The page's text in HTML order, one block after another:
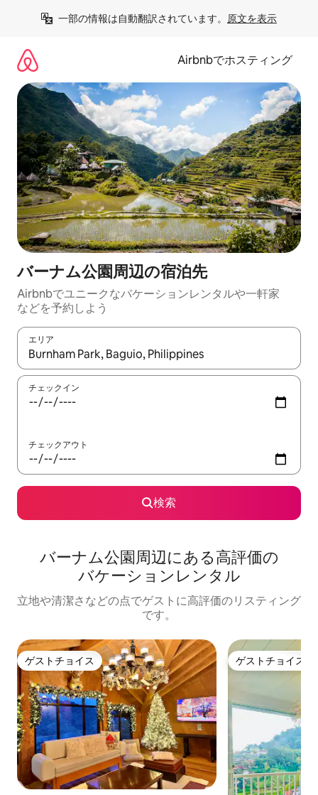
一部の情報は自動翻訳されています。 原文を表示
Airbnbでホスティング
バーナム公園⁠周⁠辺⁠の宿⁠泊⁠先
Airbnbでユニークなバ⁠ケ⁠ー⁠シ⁠ョ⁠ンレ⁠ン⁠タ⁠ルや一⁠軒⁠家
な⁠ど⁠を予⁠約⁠し⁠よ⁠う
エリア
検索結果が表示されたら、上下の矢印キーを使って移動するか
チェックイン
チェックアウト
検索
バーナム公園⁠周⁠辺⁠に⁠あ⁠る高⁠評⁠価⁠の
バ⁠ケ⁠ー⁠シ⁠ョ⁠ン⁠レ⁠ン⁠タ⁠ル
立地や清潔さなどの点でゲストに高評価のリスティング
です。
ゲストチョイス
ゲストチョイス ゲストチョイス
ゲストチョイス